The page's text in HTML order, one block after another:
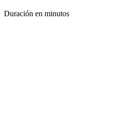
Duración en minutos